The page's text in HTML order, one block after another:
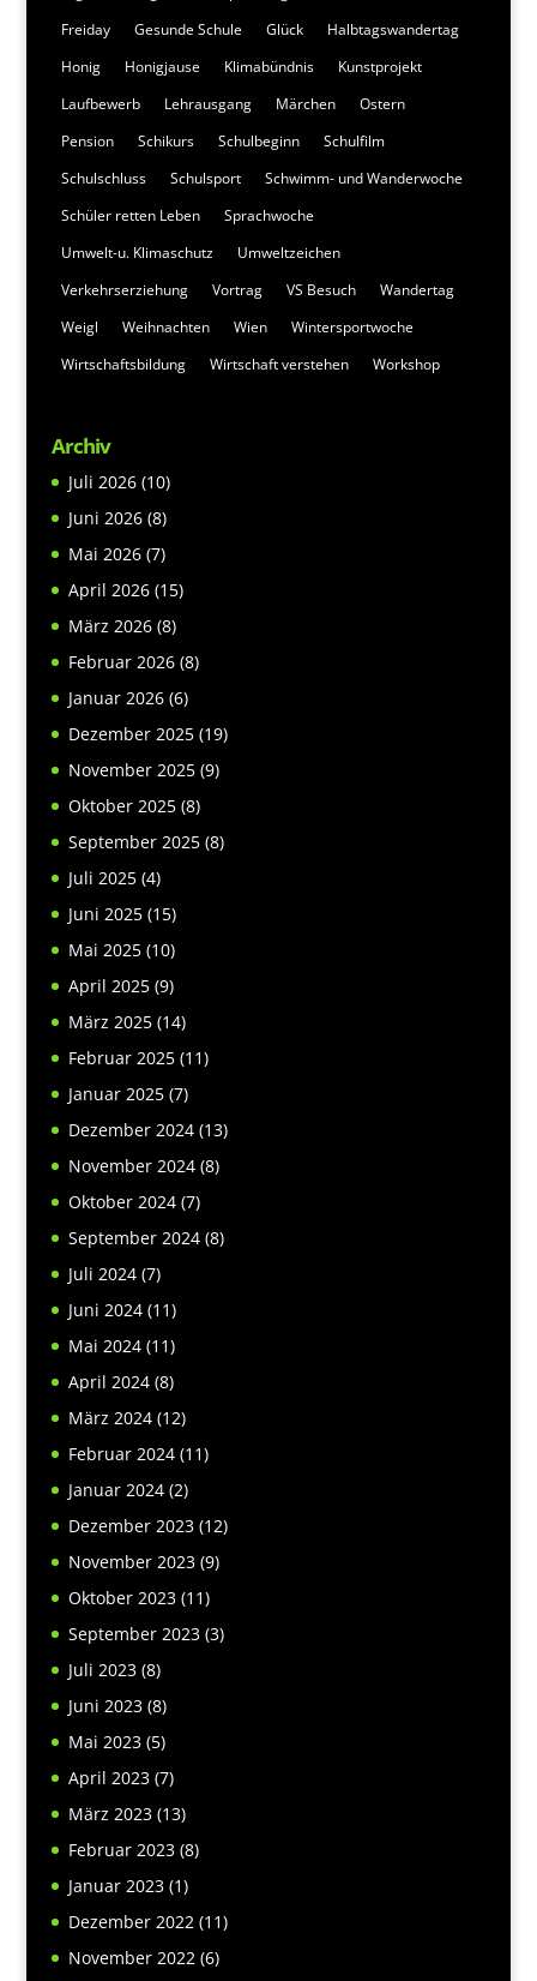
Freiday
Gesunde Schule Glück
Halbtagswandertag
Honig
Honigjause Klimabündnis
Kunstprojekt
Laufbewerb
Lehrausgang Märchen
Ostern
Pension
Schikurs Schulbeginn
Schulfilm
Schulschluss
Schulsport
Schwimm- und Wanderwoche
Schüler retten Leben
Sprachwoche
Umwelt-u. Klimaschutz
Umweltzeichen
Verkehrserziehung
Vortrag VS Besuch
Wandertag
Weigl
Weihnachten Wien
Wintersportwoche
Wirtschaftsbildung
Wirtschaft verstehen Workshop
Archiv
Juli 2026(10)
Juni 2026(8)
Mai 2026(7)
April 2026(15)
März 2026(8)
Februar 2026(8)
Januar 2026(6)
Dezember 2025(19)
November 2025(9)
Oktober 2025(8)
September 2025(8)
Juli 2025(4)
Juni 2025(15)
Mai 2025(10)
April 2025(9)
März 2025(14)
Februar 2025(11)
Januar 2025(7)
Dezember 2024(13)
November 2024(8)
Oktober 2024(7)
September 2024(8)
Juli 2024(7)
Juni 2024(11)
Mai 2024(11)
April 2024(8)
März 2024(12)
Februar 2024(11)
Januar 2024(2)
Dezember 2023(12)
November 2023(9)
Oktober 2023(11)
September 2023(3)
Juli 2023(8)
Juni 2023(8)
Mai 2023(5)
April 2023(7)
März 2023(13)
Februar 2023(8)
Januar 2023(1)
Dezember 2022(11)
November 2022(6)